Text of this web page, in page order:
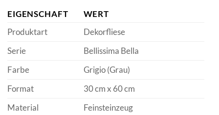
EIGENSCHAFT
WERT
Produktart
Dekorfliese
Serie
Bellissima Bella
Farbe
Grigio (Grau)
Format
30 cm x 60 cm
Material
Feinsteinzeug